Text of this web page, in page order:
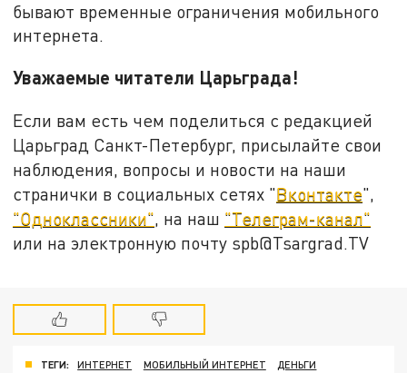
бывают временные ограничения мобильного
интернета.
Уважаемые читатели Царьграда!
Если вам есть чем поделиться с редакцией
Царьград Санкт-Петербург, присылайте свои
наблюдения, вопросы и новости на наши
странички в социальных сетях "Вконтакте",
"Одноклассники" , на наш "Телеграм-канал"
или на электронную почту spb@Tsargrad.TV
ТЕГИ: ИНТЕРНЕТ МОБИЛЬНЫЙ ИНТЕРНЕТ ДЕНЬГИ